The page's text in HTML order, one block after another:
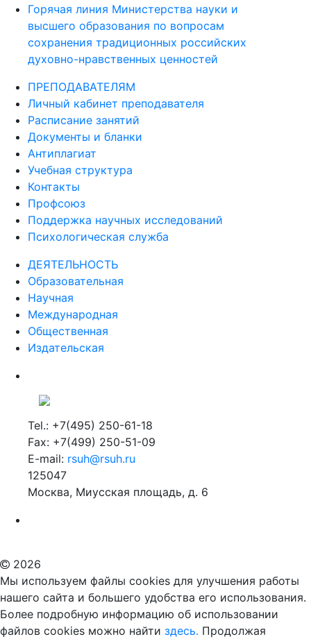
Горячая линия Министерства науки и
высшего образования по вопросам
сохранения традиционных российских
духовно-нравственных ценностей
ПРЕПОДАВАТЕЛЯМ
Личный кабинет преподавателя
Расписание занятий
Документы и бланки
Антиплагиат
Учебная структура
Контакты
Профсоюз
Поддержка научных исследований
Психологическая служба
ДЕЯТЕЛЬНОСТЬ
Образовательная
Научная
Международная
Общественная
Издательская
Tel.: +7(495) 250-61-18
Fax: +7(499) 250-51-09
E-mail: rsuh@rsuh.ru
125047
Москва, Миусская площадь, д. 6
2026
Мы используем файлы cookies для улучшения работы
нашего сайта и большего удобства его использования.
Более подробную информацию об использовании
файлов cookies можно найти здесь. Продолжая